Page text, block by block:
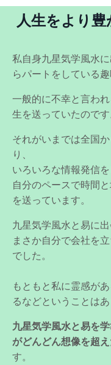
人生をより
私自身九星気学風水
らパートをしている
一般的に不幸と言わ
生を送っていたのです
それがいまでは全国
り、
いろいろな情報発信
自分のペースで時間
を送っています。
九星気学風水と易に出
まさか自分で会社を
でした。
もともと私に霊感が
るなどということはあ
九星気学風水と易を
がどんどん想像を超
す。